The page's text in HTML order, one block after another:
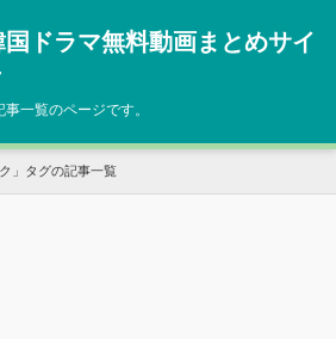
ドラマ無料動画まとめサイ
事一覧のページです。
」タグの記事一覧